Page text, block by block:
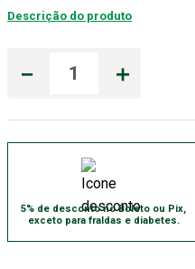
Descrição do produto
＋
－
5% de desconto no Boleto ou Pix,
exceto para fraldas e diabetes.